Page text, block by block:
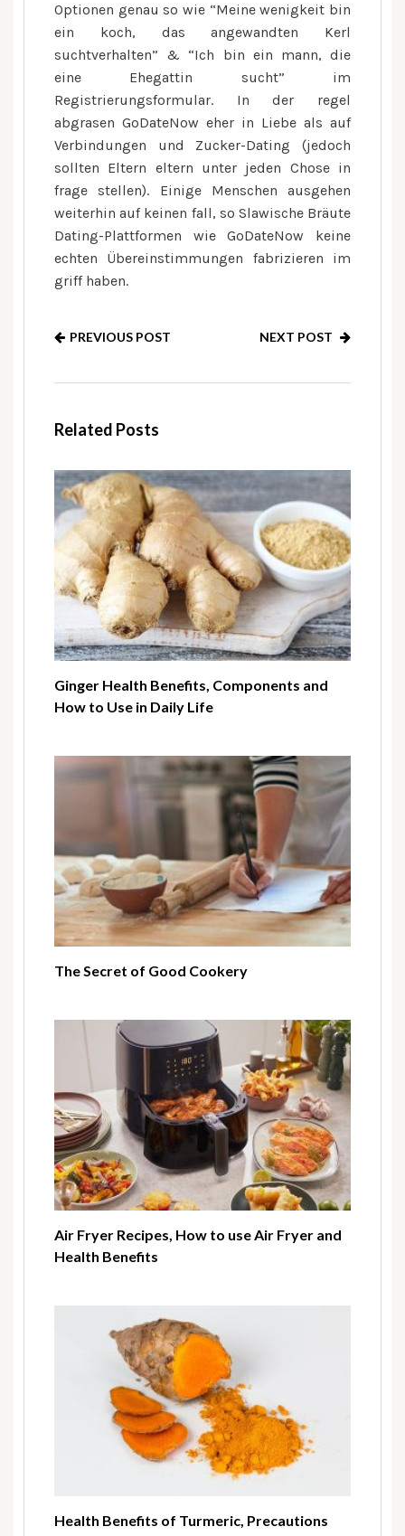
Optionen genau so wie “Meine wenigkeit bin
ein koch, das angewandten Kerl
suchtverhalten” & “Ich bin ein mann, die
eine Ehegattin sucht” im
Registrierungsformular. In der regel
abgrasen GoDateNow eher in Liebe als auf
Verbindungen und Zucker-Dating (jedoch
sollten Eltern eltern unter jeden Chose in
frage stellen). Einige Menschen ausgehen
weiterhin auf keinen fall, so Slawische Bräute
Dating-Plattformen wie GoDateNow keine
echten Übereinstimmungen fabrizieren im
griff haben.
PREVIOUS POST NEXT POST
Related Posts
Ginger Health Benefits, Components and
How to Use in Daily Life
The Secret of Good Cookery
Air Fryer Recipes, How to use Air Fryer and
Health Benefits
Health Benefits of Turmeric, Precautions